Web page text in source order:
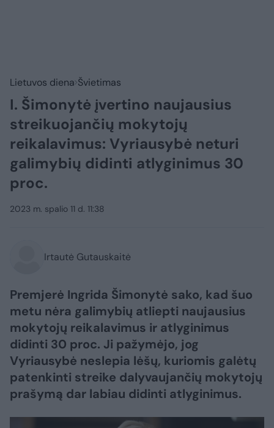
Lietuvos diena Švietimas
I. Šimonytė įvertino naujausius
streikuojančių mokytojų
reikalavimus: Vyriausybė neturi
galimybių didinti atlyginimus 30
proc.
2023 m. spalio 11 d. 11:38
Irtautė Gutauskaitė
Premjerė Ingrida Šimonytė sako, kad šuo
metu nėra galimybių atliepti naujausius
mokytojų reikalavimus ir atlyginimus
didinti 30 proc. Ji pažymėjo, jog
Vyriausybė neslepia lėšų, kuriomis galėtų
patenkinti streike dalyvaujančių mokytojų
prašymą dar labiau didinti atlyginimus.